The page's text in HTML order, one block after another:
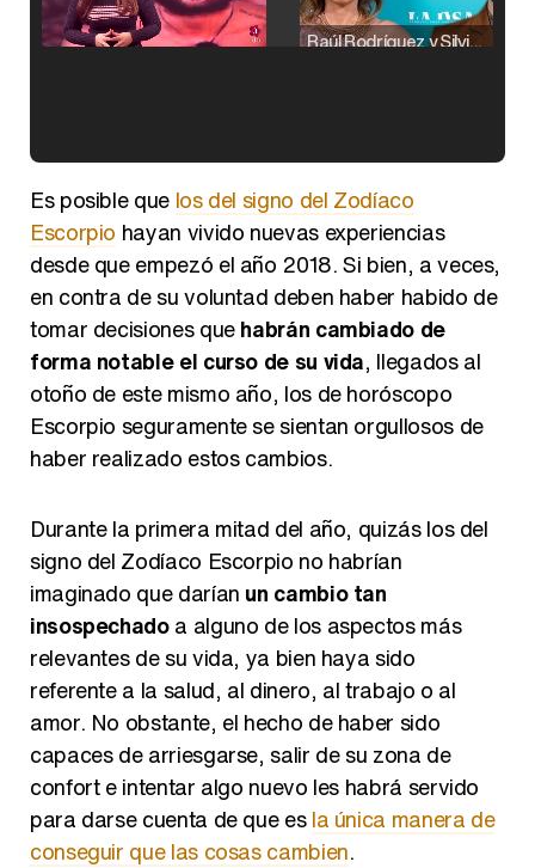
Raúl Rodríguez y Silvia Taulés nos cuentan su papel en 'La familia de la tele'
Es posible que los del signo del Zodíaco
Escorpio hayan vivido nuevas experiencias
desde que empezó el año 2018. Si bien, a veces,
en contra de su voluntad deben haber habido de
tomar decisiones quehabrán cambiado de
forma notable el curso de su vida, llegados al
otoño de este mismo año, los de horóscopo
Escorpio seguramente se sientan orgullosos de
haber realizado estos cambios.
Durante la primera mitad del año, quizás los del
signo del Zodíaco Escorpio no habrían
imaginado que darían un cambio tan
insospechadoa alguno de los aspectos más
relevantes de su vida, ya bien haya sido
referente a la salud, al dinero, al trabajo o al
amor. No obstante, el hecho de haber sido
capaces de arriesgarse, salir de su zona de
confort e intentar algo nuevo les habrá servido
para darse cuenta de que esla única manera de
conseguir que las cosas cambien.